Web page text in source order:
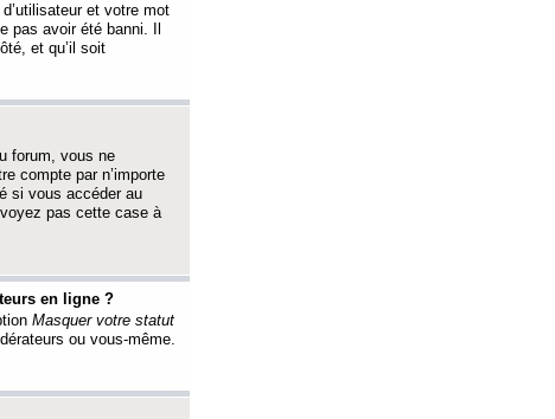
et votre mot
avoir été banni. Il
et qu’il soit
forum, vous ne
compte par n’importe
si vous accéder au
pas cette case à
en ligne ?
Masquer votre statut
ou vous-même.